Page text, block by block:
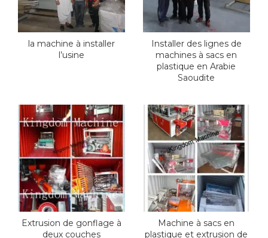
la machine à installer
l’usine
Installer des lignes de
machines à sacs en
plastique en Arabie
Saoudite
Extrusion de gonflage à
deux couches
Machine à sacs en
plastique et extrusion de